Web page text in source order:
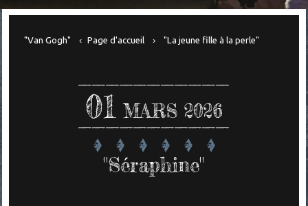
"Van Gogh" Page d'accueil "La jeune fille à la perle"
01 MARS 2026
"Séraphine"